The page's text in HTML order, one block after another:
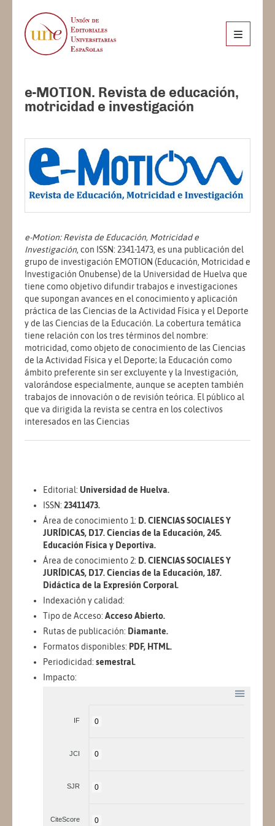
e-MOTION. Revista de educación,
motricidad e investigación
e-Motion: Revista de Educación, Motricidad e
Investigación, con ISSN: 2341-1473, es una publicación del
grupo de investigación EMOTION (Educación, Motricidad e
Investigación Onubense) de la Universidad de Huelva que
tiene como objetivo difundir trabajos e investigaciones
que supongan avances en el conocimiento y aplicación
práctica de las Ciencias de la Actividad Física y el Deporte
y de las Ciencias de la Educación. La cobertura temática
tiene relación con los tres términos del nombre:
motricidad, como objeto de conocimiento de las Ciencias
de la Actividad Física y el Deporte; la Educación como
ámbito preferente sin ser excluyente y la Investigación,
valorándose especialmente, aunque se acepten también
trabajos de innovación o de revisión teórica. El público al
que va dirigida la revista se centra en los colectivos
interesados en las Ciencias
Editorial: Universidad de Huelva.
ISSN: 23411473.
Área de conocimiento 1: D. CIENCIAS SOCIALES Y
JURÍDICAS, D17. Ciencias de la Educación, 245.
Educación Física y Deportiva.
Área de conocimiento 2: D. CIENCIAS SOCIALES Y
JURÍDICAS, D17. Ciencias de la Educación, 187.
Didáctica de la Expresión Corporal.
Indexación y calidad:
Tipo de Acceso: Acceso Abierto.
Rutas de publicación: Diamante.
Formatos disponibles: PDF, HTML.
Periodicidad: semestral.
Impacto:
0
0
0
0
IF
JCI
SJR
CiteScore